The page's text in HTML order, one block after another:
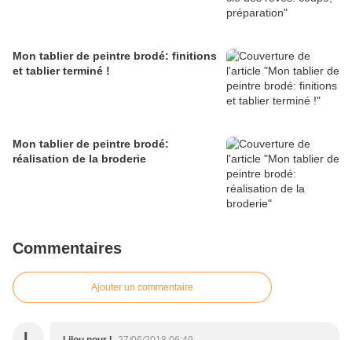
Mon tablier de peintre brodé: finitions
et tablier terminé !
Mon tablier de peintre brodé:
réalisation de la broderie
Commentaires
Ajouter un commentaire